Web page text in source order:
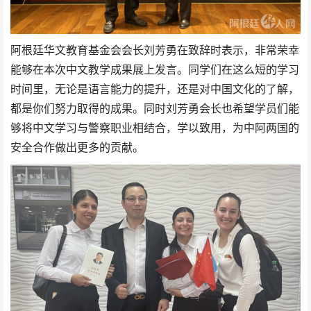
阿根廷华文教育基金会会长刘芳勇在致辞时表示，非常荣幸
能够在本次中文教学成果展上发言。同学们在这么短的学习
时间里，无论是语言能力的提升，还是对中国文化的了解，
都是你们努力取得的成果。同时刘芳勇会长也希望学员们能
够将中文学习与警察职业相结合，学以致用，为中阿两国的
安全合作做出更多的贡献。